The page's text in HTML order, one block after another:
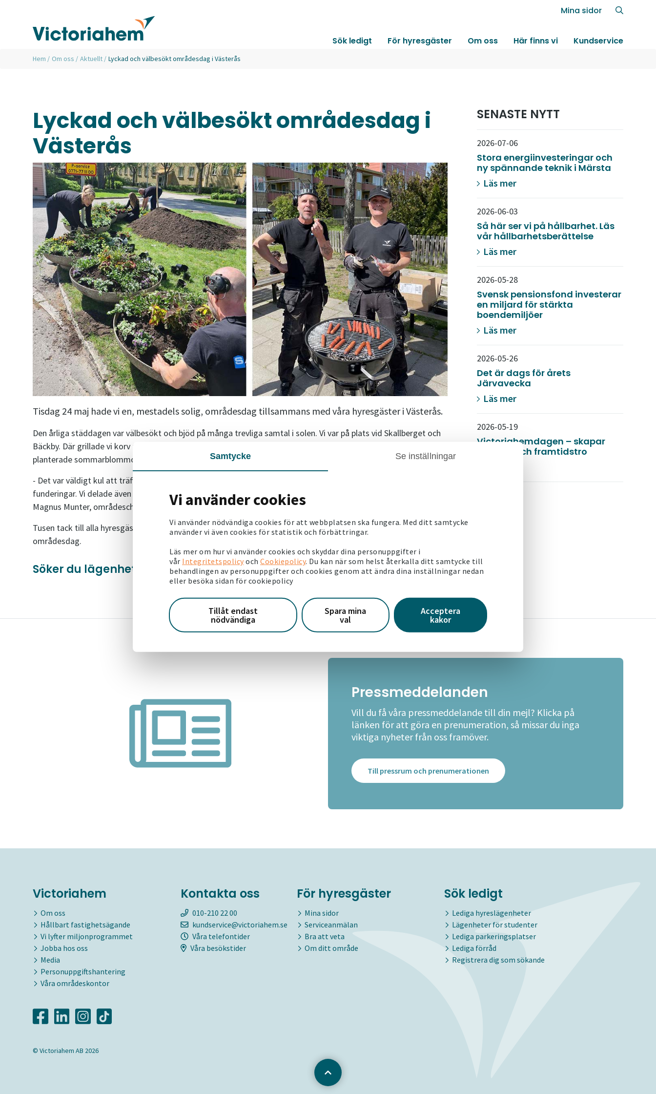
Samtycke Se inställningar
Vi använder cookies
Vi använder nödvändiga cookies för att webbplatsen ska fungera. Med ditt samtycke
använder vi även cookies för statistik och förbättringar.
Läs mer om hur vi använder cookies och skyddar dina personuppgifter i
vår Integritetspolicy och Cookiepolicy. Du kan när som helst återkalla ditt samtycke till
behandlingen av personuppgifter och cookies genom att ändra dina inställningar nedan
eller besöka sidan för cookiepolicy
Tillåt endast
nödvändiga
Spara mina
val
Acceptera
kakor
Mina sidor
Sök ledigt För hyresgäster Om oss Här finns vi Kundservice
Hem / Om oss / Aktuellt / Lyckad och välbesökt områdesdag i Västerås
Lyckad och välbesökt områdesdag i
Västerås
Tisdag 24 maj hade vi en, mestadels solig, områdesdag tillsammans med våra hyresgäster i Västerås.
Den årliga städdagen var välbesökt och bjöd på många trevliga samtal i solen. Vi var på plats vid Skallberget och
Bäckby. Där grillade vi korv till de hungriga, bjöd på dricka och delade ut godis till barnen. Vi rensade i rabatter,
planterade sommarblommor och plockade skräp.
- Det var väldigt kul att träffa så många av våra hyresgäster. Vi umgicks, åt korv och svarade på frågor och
funderingar. Vi delade även ut sommarblommor till våra hyresgäster, vilket var oerhört uppskattat, berättar
Magnus Munter, områdeschef i Västerås.
Tusen tack till alla hyresgäster som kom för att umgås och prata med oss. Vi ser redan fram emot nästa
områdesdag.
Söker du lägenhet i Västerås?Se våra lediga hyreslägenheter i Västerås.
SENASTE NYTT
2026-07-06
Stora energiinvesteringar och
ny spännande teknik i Märsta
Läs mer
2026-06-03
Så här ser vi på hållbarhet. Läs
vår hållbarhetsberättelse
Läs mer
2026-05-28
Svensk pensionsfond investerar
en miljard för stärkta
boendemiljöer
Läs mer
2026-05-26
Det är dags för årets
Järvavecka
Läs mer
2026-05-19
Victoriahemdagen – skapar
stolthet och framtidstro
Pressmeddelanden
Vill du få våra pressmeddelande till din mejl? Klicka på
länken för att göra en prenumeration, så missar du inga
viktiga nyheter från oss framöver.
Till pressrum och prenumerationen
Victoriahem
Om oss
Hållbart fastighetsägande
Vi lyfter miljonprogrammet
Jobba hos oss
Media
Personuppgiftshantering
Våra områdeskontor
Kontakta oss
010-210 22 00
kundservice@victoriahem.se
Våra telefontider
Våra besökstider
För hyresgäster
Mina sidor
Serviceanmälan
Bra att veta
Om ditt område
Sök ledigt
Lediga hyreslägenheter
Lägenheter för studenter
Lediga parkeringsplatser
Lediga förråd
Registrera dig som sökande
© Victoriahem AB 2026